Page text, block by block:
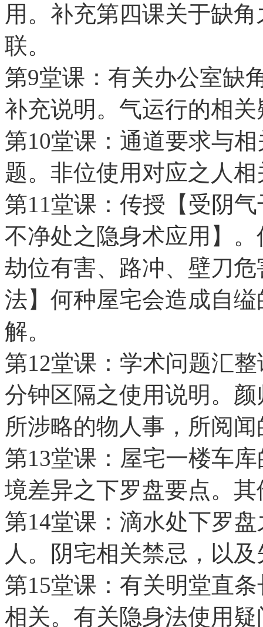
用。补充第四课关于缺
联。
第9堂课：有关办公室缺
补充说明。气运行的相
第10堂课：通道要求与
题。非位使用对应之人
第11堂课：传授【受阴
不净处之隐身术应用】
劫位有害、路冲、壁刀
法】何种屋宅会造成自
解。
第12堂课：学术问题汇
分钟区隔之使用说明。
所涉略的物人事，所阅
第13堂课：屋宅一楼车
境差异之下罗盘要点。
第14堂课：滴水处下罗
人。阴宅相关禁忌，以
第15堂课：有关明堂直
相关。有关隐身法使用